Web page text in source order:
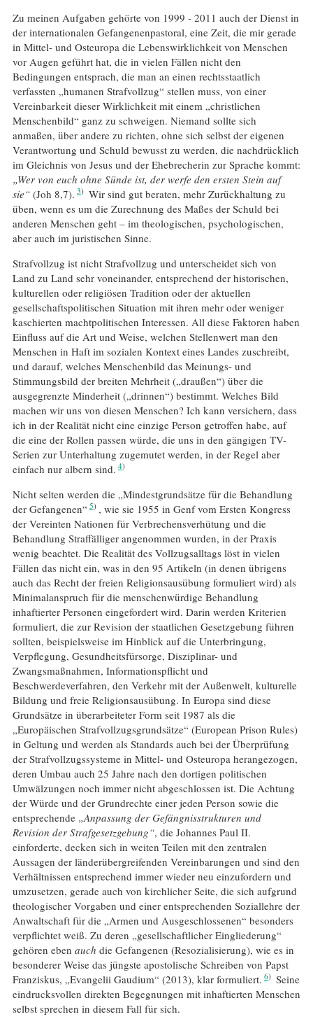
Zu meinen Aufgaben gehörte von 1999 - 2011 auch der Dienst in
der internationalen Gefangenenpastoral, eine Zeit, die mir gerade
in Mittel- und Osteuropa die Lebenswirklichkeit von Menschen
vor Augen geführt hat, die in vielen Fällen nicht den
Bedingungen entsprach, die man an einen rechtsstaatlich
verfassten „humanen Strafvollzug“ stellen muss, von einer
Vereinbarkeit dieser Wirklichkeit mit einem „christlichen
Menschenbild“ ganz zu schweigen. Niemand sollte sich
anmaßen, über andere zu richten, ohne sich selbst der eigenen
Verantwortung und Schuld bewusst zu werden, die nachdrücklich
im Gleichnis von Jesus und der Ehebrecherin zur Sprache kommt:
„Wer von euch ohne Sünde ist, der werfe den ersten Stein auf
sie“(Joh 8,7). 3
Wir sind gut beraten, mehr Zurückhaltung zu
üben, wenn es um die Zurechnung des Maßes der Schuld bei
anderen Menschen geht – im theologischen, psychologischen,
aber auch im juristischen Sinne.
Strafvollzug ist nicht Strafvollzug und unterscheidet sich von
Land zu Land sehr voneinander, entsprechend der historischen,
kulturellen oder religiösen Tradition oder der aktuellen
gesellschaftspolitischen Situation mit ihren mehr oder weniger
kaschierten machtpolitischen Interessen. All diese Faktoren haben
Einfluss auf die Art und Weise, welchen Stellenwert man den
Menschen in Haft im sozialen Kontext eines Landes zuschreibt,
und darauf, welches Menschenbild das Meinungs- und
Stimmungsbild der breiten Mehrheit („draußen“) über die
ausgegrenzte Minderheit („drinnen“) bestimmt. Welches Bild
machen wir uns von diesen Menschen? Ich kann versichern, dass
ich in der Realität nicht eine einzige Person getroffen habe, auf
die eine der Rollen passen würde, die uns in den gängigen TV-
Serien zur Unterhaltung zugemutet werden, in der Regel aber
einfach nur albern sind. 4
Nicht selten werden die „Mindestgrundsätze für die Behandlung
der Gefangenen“ 5 , wie sie 1955 in Genf vom Ersten Kongress
der Vereinten Nationen für Verbrechensverhütung und die
Behandlung Straffälliger angenommen wurden, in der Praxis
wenig beachtet. Die Realität des Vollzugsalltags löst in vielen
Fällen das nicht ein, was in den 95 Artikeln (in denen übrigens
auch das Recht der freien Religionsausübung formuliert wird) als
Minimalanspruch für die menschenwürdige Behandlung
inhaftierter Personen eingefordert wird. Darin werden Kriterien
formuliert, die zur Revision der staatlichen Gesetzgebung führen
sollten, beispielsweise im Hinblick auf die Unterbringung,
Verpflegung, Gesundheitsfürsorge, Disziplinar- und
Zwangsmaßnahmen, Informationspflicht und
Beschwerdeverfahren, den Verkehr mit der Außenwelt, kulturelle
Bildung und freie Religionsausübung. In Europa sind diese
Grundsätze in überarbeiteter Form seit 1987 als die
„Europäischen Strafvollzugsgrundsätze“ (European Prison Rules)
in Geltung und werden als Standards auch bei der Überprüfung
der Strafvollzugssysteme in Mittel- und Osteuropa herangezogen,
deren Umbau auch 25 Jahre nach den dortigen politischen
Umwälzungen noch immer nicht abgeschlossen ist. Die Achtung
der Würde und der Grundrechte einer jeden Person sowie die
entsprechende „Anpassung der Gefängnisstrukturen und
Revision der Strafgesetzgebung“, die Johannes Paul II.
einforderte, decken sich in weiten Teilen mit den zentralen
Aussagen der länderübergreifenden Vereinbarungen und sind den
Verhältnissen entsprechend immer wieder neu einzufordern und
umzusetzen, gerade auch von kirchlicher Seite, die sich aufgrund
theologischer Vorgaben und einer entsprechenden Soziallehre der
Anwaltschaft für die „Armen und Ausgeschlossenen“ besonders
verpflichtet weiß. Zu deren „gesellschaftlicher Eingliederung“
gehören eben auch die Gefangenen (Resozialisierung), wie es in
besonderer Weise das jüngste apostolische Schreiben von Papst
Franziskus, „Evangelii Gaudium“ (2013), klar formuliert. 6
Seine
eindrucksvollen direkten Begegnungen mit inhaftierten Menschen
selbst sprechen in diesem Fall für sich.